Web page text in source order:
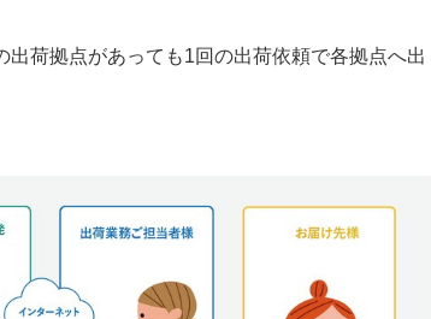
荷拠点があっても1回の出荷依頼で各拠点へ出